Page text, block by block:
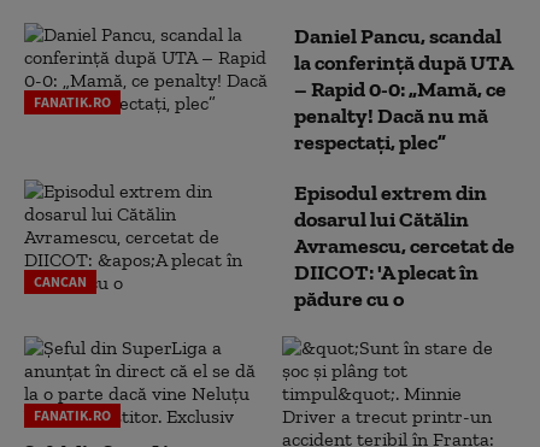
FANATIK.RO
Daniel Pancu, scandal
la conferință după UTA
– Rapid 0-0: „Mamă, ce
penalty! Dacă nu mă
respectați, plec”
CANCAN
Episodul extrem din
dosarul lui Cătălin
Avramescu, cercetat de
DIICOT: 'A plecat în
pădure cu o
FANATIK.RO